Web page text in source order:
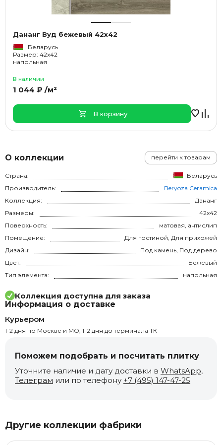
О коллекции перейти к товарам
Страна:
Беларусь
Производитель:
Beryoza Ceramica
Коллекция:
Дананг
Размеры:
42x42
Поверхность:
матовая, антислип
Помещение:
Для гостиной, Для прихожей
Дизайн:
Под камень, Под дерево
Цвет:
Бежевый
Тип элемента:
напольная
Коллекция доступна для заказа
Информация о доставке
Курьером
1-2 дня по Москве и МО, 1-2 дня до терминала ТК
Поможем подобрать и посчитать плитку
Уточните наличие и дату доставки в WhatsApp,
Телеграм или по телефону +7 (495) 147-47-25
Дананг Вуд бежевый 42x42
Беларусь
Размер: 42x42
напольная
В наличии
1 044 ₽ /м²
В корзину
Другие коллекции фабрики